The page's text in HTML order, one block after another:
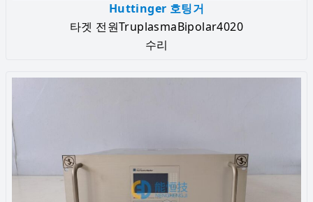
Huttinger 호팅거
타겟 전원TruplasmaBipolar4020
수리